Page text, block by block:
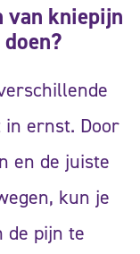
van kniepijn
ernst. Door
en de juiste
kun je
de pijn te